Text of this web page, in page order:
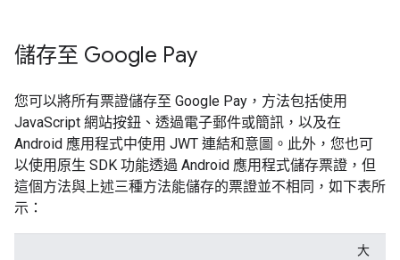
儲存至 Google Pay
您可以將所有票證儲存至 Google Pay，方法包括使用
JavaScript 網站按鈕、透過電子郵件或簡訊，以及在
Android 應用程式中使用 JWT 連結和意圖。此外，您也可
以使用原生 SDK 功能透過 Android 應用程式儲存票證，但
這個方法與上述三種方法能儲存的票證並不相同，如下表所
示：
大